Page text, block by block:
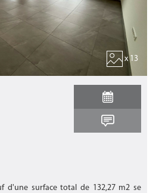
x 13
d'une surface total de 132,27 m2 se